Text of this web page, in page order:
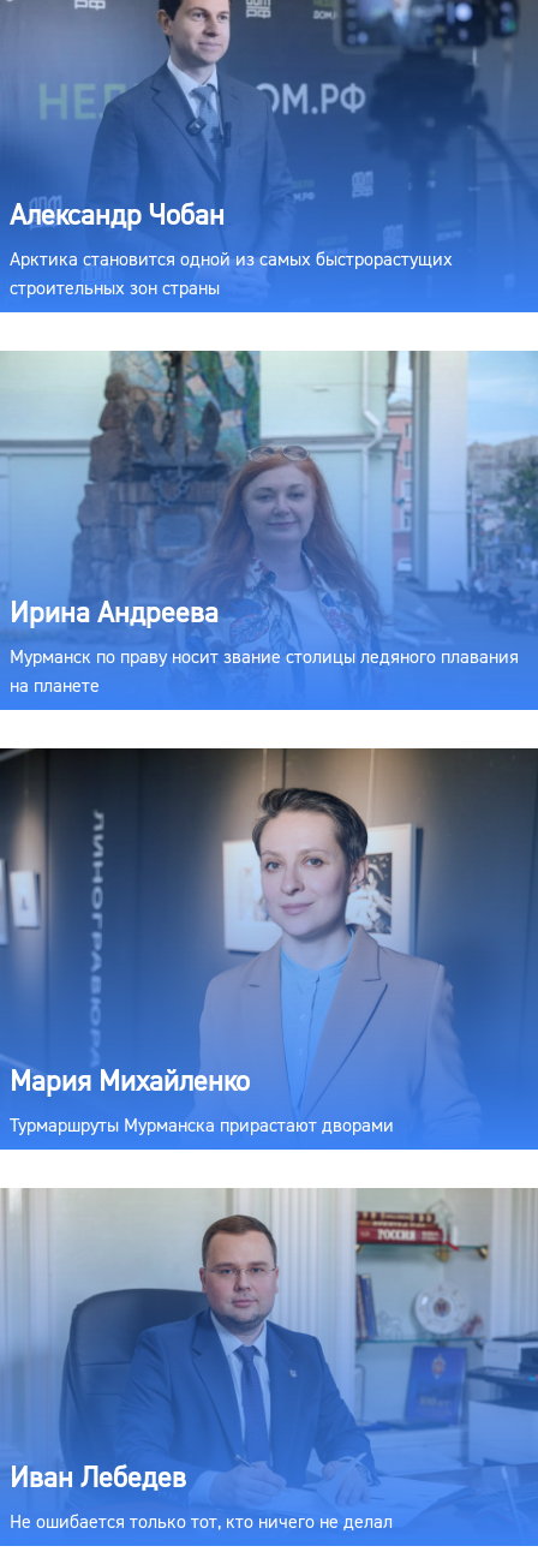
Александр Чобан
Арктика становится одной из самых быстрорастущих
строительных зон страны
Ирина Андреева
Мурманск по праву носит звание столицы ледяного плавания
на планете
Мария Михайленко
Турмаршруты Мурманска прирастают дворами
Иван Лебедев
Не ошибается только тот, кто ничего не делал